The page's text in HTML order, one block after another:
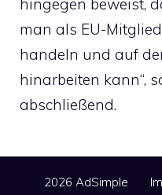
hingegen beweist,
man als EU-
handeln und auf
hinarbeiten kann“,
abschließend.
2026 AdSimple